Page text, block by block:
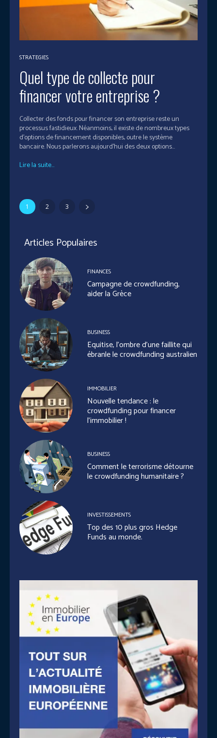
STRATEGIES
Quel type de collecte pour
financer votre entreprise ?
Collecter des fonds pour financer son entreprise reste un
processus fastidieux. Néanmoins, il existe de nombreux types
d'options de financement disponibles, outre le système
bancaire. Nous parlerons aujourd’hui des deux options...
Lire la suite...
1 2 3
Articles Populaires
FINANCES
Campagne de crowdfunding,
aider la Grèce
BUSINESS
Equitise, l’ombre d’une faillite qui
ébranle le crowdfunding australien
IMMOBILIER
Nouvelle tendance : le
crowdfunding pour financer
l’immobilier !
BUSINESS
Comment le terrorisme détourne
le crowdfunding humanitaire ?
INVESTISSEMENTS
Top des 10 plus gros Hedge
Funds au monde.